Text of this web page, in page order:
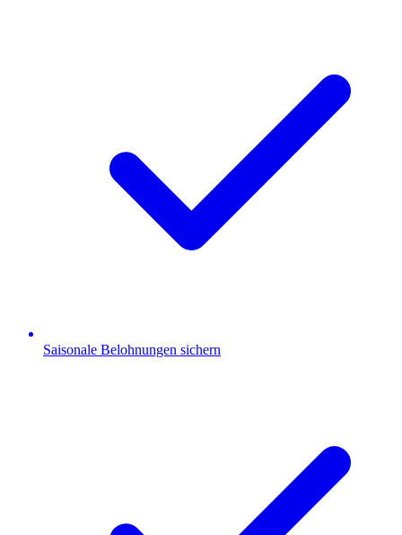
Saisonale Belohnungen sichern